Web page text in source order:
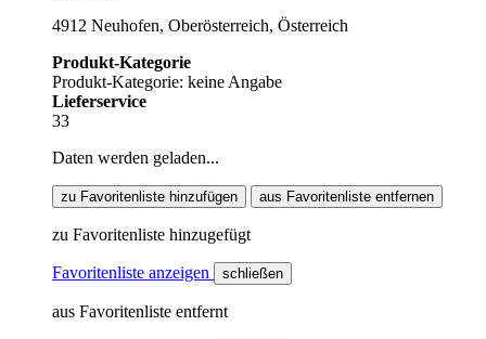
4912 Neuhofen, Oberösterreich, Österreich
Produkt-Kategorie
Produkt-Kategorie: keine Angabe
Lieferservice
33
Daten werden geladen...
zu Favoritenliste hinzufügen aus Favoritenliste entfernen
zu Favoritenliste hinzugefügt
Favoritenliste anzeigen schließen
aus Favoritenliste entfernt